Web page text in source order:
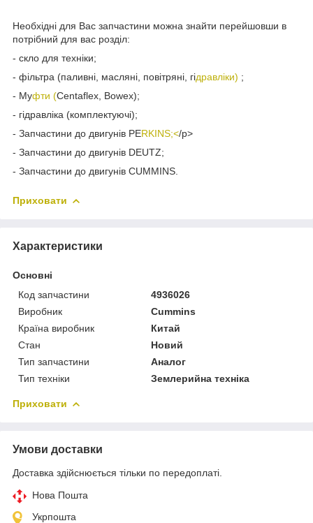
Необхідні для Вас запчастини можна знайти перейшовши в
потрібний для вас розділ:
- скло для техніки;
- фільтра (паливні, масляні, повітряні, гідравліки) ;
- Муфти (Centaflex, Bowex);
- гідравліка (комплектуючі);
- Запчастини до двигунів PERKINS;</p>
- Запчастини до двигунів DEUTZ;
- Запчастини до двигунів CUMMINS.
Приховати
Характеристики
Основні
Код запчастини
4936026
Виробник
Cummins
Країна виробник
Китай
Стан
Новий
Тип запчастини
Аналог
Тип техніки
Землерийна техніка
Приховати
Умови доставки
Доставка здійснюється тільки по передоплаті.
Нова Пошта
Укрпошта